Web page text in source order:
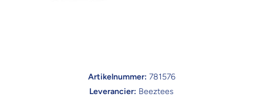
Artikelnummer: 781576
Leverancier: Beeztees